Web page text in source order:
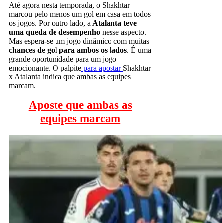
Até agora nesta temporada, o Shakhtar
marcou pelo menos um gol em casa em todos
os jogos. Por outro lado, a Atalanta teve
uma queda de desempenho nesse aspecto.
Mas espera-se um jogo dinâmico com muitas
chances de gol para ambos os lados. É uma
grande oportunidade para um jogo
emocionante. O palpite para apostar Shakhtar
x Atalanta indica que ambas as equipes
marcam.
Aposte que ambas as
equipes marcam